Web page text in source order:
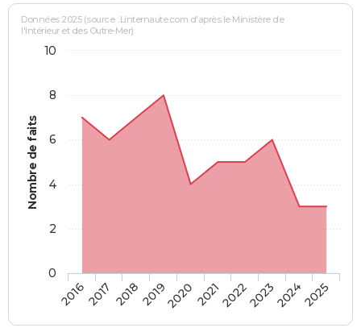
Nombre de faits
Données 2025 (source : Linternaute.com d'après le Ministère de
l'Intérieur et des Outre-Mer)
20162017 20182019202020212022202320242025
0
2
4
6
8
10